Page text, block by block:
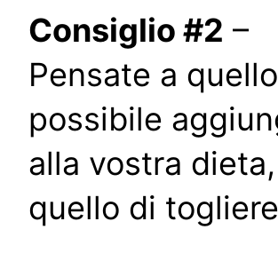
Consiglio #2 –
Pensate a
possibile
alla vostra
quello di togliere